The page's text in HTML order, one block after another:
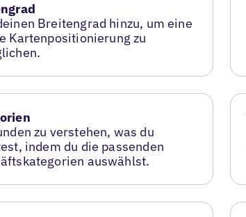
Breitengrad hinzu, um eine
Kartenpositionierung zu
zu verstehen, was du
indem du die passenden
auswählst.